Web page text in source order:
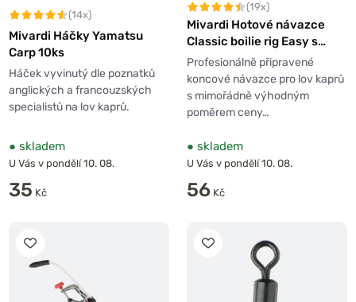
(14x)
Mivardi Háčky Yamatsu
Carp 10ks
Háček vyvinutý dle poznatků
anglických a francouzských
specialistů na lov kaprů.
● skladem
U Vás v pondělí 10. 08.
35 Kč
(19x)
Mivardi Hotové návazce
Classic boilie rig Easy s
očkem
Profesionálně připravené
koncové návazce pro lov kaprů
s mimořádně výhodným
poměrem ceny…
● skladem
U Vás v pondělí 10. 08.
56 Kč